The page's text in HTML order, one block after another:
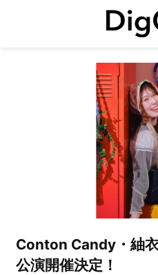
Conton Candy・紬
公演開催決定！